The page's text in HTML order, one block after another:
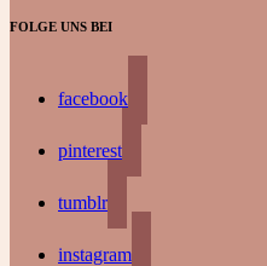
FOLGE UNS BEI
facebook
pinterest
tumblr
instagram